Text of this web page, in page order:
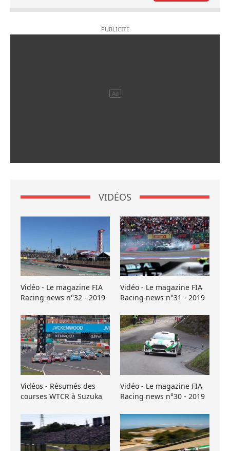
VIDÉOS
Vidéo - Le magazine FIA
Racing news n°32 - 2019
Vidéo - Le magazine FIA
Racing news n°31 - 2019
Vidéos - Résumés des
courses WTCR à Suzuka
Vidéo - Le magazine FIA
Racing news n°30 - 2019